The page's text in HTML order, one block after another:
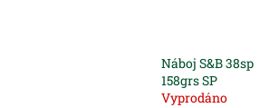
Náboj S&B 38sp
158grs SP
Vyprodáno